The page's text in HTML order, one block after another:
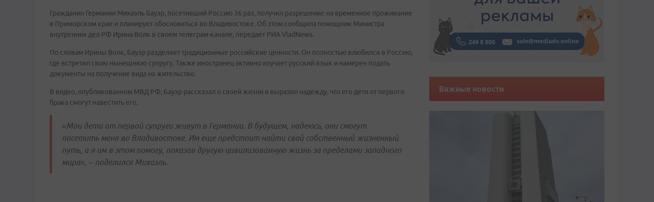
Гражданин Германии Михаэль Бауэр, посетивший Россию 36 раз, получил разрешение на временное проживание
в Приморском крае и планирует обосноваться во Владивостоке. Об этом сообщила помощник Министра
внутренних дел РФ Ирина Волк в своем телеграм-канале, передает РИА VladNews.
По словам Ирины Волк, Бауэр разделяет традиционные российские ценности. Он полностью влюбился в Россию,
где встретил свою нынешнюю супругу. Также иностранец активно изучает русский язык и намерен подать
документы на получение вида на жительство.
В видео, опубликованном МВД РФ, Бауэр рассказал о своей жизни и выразил надежду, что его дети от первого
брака смогут навестить его.
«Мои дети от первой супруги живут в Германии. В будущем, надеюсь, они смогут
посетить меня во Владивостоке. Им еще предстоит найти свой собственный жизненный
путь, а я им в этом помогу, показав другую цивилизованную жизнь за пределами западного
мира», – поделился Михаэль.
Важные новости